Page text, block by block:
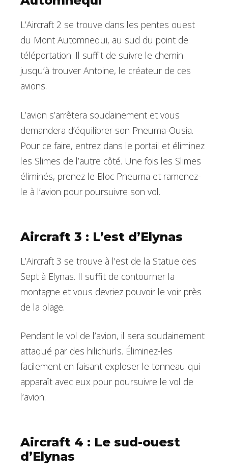
L’Aircraft 2 se trouve dans les pentes ouest
du Mont Automnequi, au sud du point de
téléportation. Il suffit de suivre le chemin
jusqu’à trouver Antoine, le créateur de ces
avions.
L’avion s’arrêtera soudainement et vous
demandera d’équilibrer son Pneuma-Ousia.
Pour ce faire, entrez dans le portail et éliminez
les Slimes de l’autre côté. Une fois les Slimes
éliminés, prenez le Bloc Pneuma et ramenez-
le à l’avion pour poursuivre son vol.
Aircraft 3 : L’est d’Elynas
L’Aircraft 3 se trouve à l’est de la Statue des
Sept à Elynas. Il suffit de contourner la
montagne et vous devriez pouvoir le voir près
de la plage.
Pendant le vol de l’avion, il sera soudainement
attaqué par des hilichurls. Éliminez-les
facilement en faisant exploser le tonneau qui
apparaît avec eux pour poursuivre le vol de
l’avion.
Aircraft 4 : Le sud-ouest
d’Elynas